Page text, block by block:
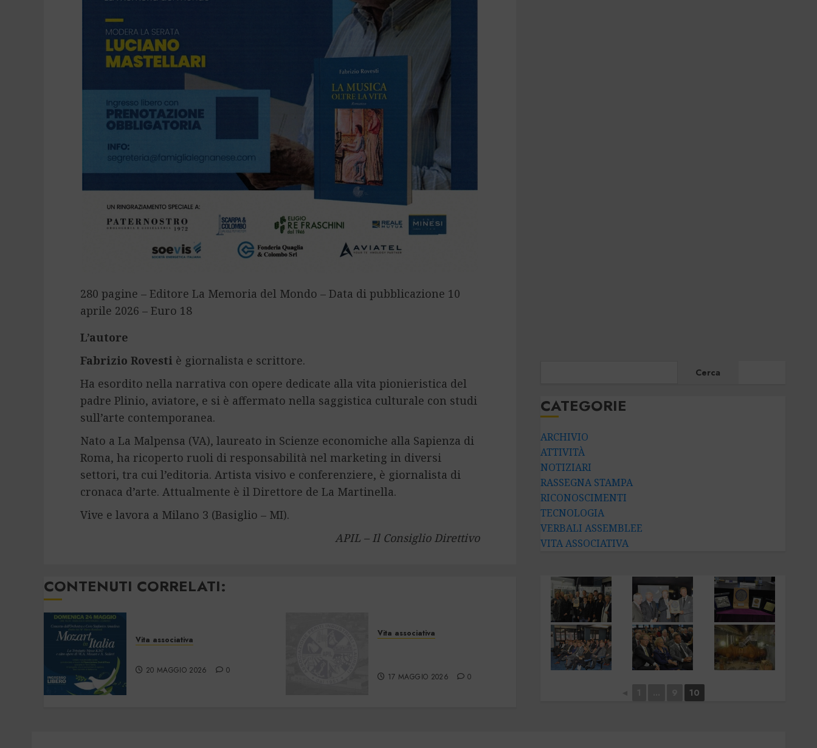
280 pagine – Editore La Memoria del Mondo – Data di pubblicazione 10
aprile 2026 – Euro 18
L’autore
Fabrizio Rovesti è giornalista e scrittore.
Ha esordito nella narrativa con opere dedicate alla vita pionieristica del
padre Plinio, aviatore, e si è affermato nella saggistica culturale con studi
sull’arte contemporanea.
Nato a La Malpensa (VA), laureato in Scienze economiche alla Sapienza di
Roma, ha ricoperto ruoli di responsabilità nel marketing in diversi
settori, tra cui l’editoria. Artista visivo e conferenziere, è giornalista di
cronaca d’arte. Attualmente è il Direttore de La Martinella.
Vive e lavora a Milano 3 (Basiglio – MI).
APIL – Il Consiglio Direttivo
CONTENUTI CORRELATI:
Vita associativa
20 MAGGIO 2026 0
Vita associativa
17 MAGGIO 2026 0
Cerca
CATEGORIE
ARCHIVIO
ATTIVITÀ
NOTIZIARI
RASSEGNA STAMPA
RICONOSCIMENTI
TECNOLOGIA
VERBALI ASSEMBLEE
VITA ASSOCIATIVA
10